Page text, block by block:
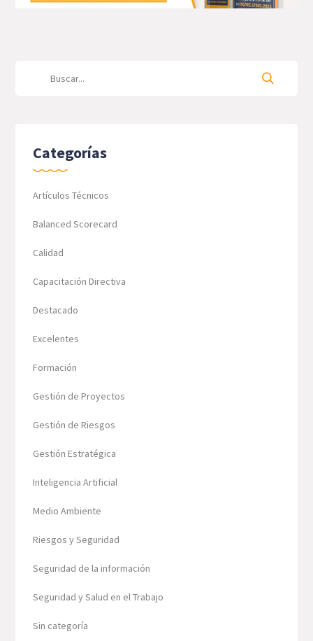
Categorías
Artículos Técnicos
Balanced Scorecard
Calidad
Capacitación Directiva
Destacado
Excelentes
Formación
Gestión de Proyectos
Gestión de Riesgos
Gestión Estratégica
Inteligencia Artificial
Medio Ambiente
Riesgos y Seguridad
Seguridad de la información
Seguridad y Salud en el Trabajo
Sin categoría